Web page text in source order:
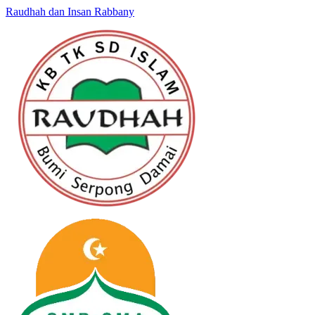
Raudhah dan Insan Rabbany